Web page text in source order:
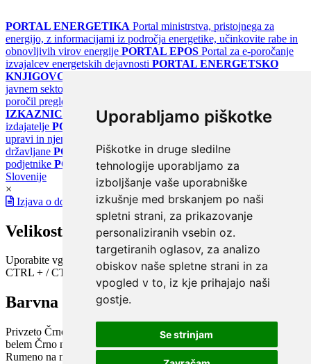
Uporabljamo piškotke
Piškotke in druge sledilne
tehnologije uporabljamo za
izboljšanje vaše uporabniške
izkušnje med brskanjem po naši
spletni strani, za prikazovanje
personaliziranih vsebin oz.
targetiranih oglasov, za analizo
obiskov naše spletne strani in za
vpogled v to, iz kje prihajajo naši
gostje.
Se strinjam
PORTAL ENERGETIKA Portal ministrstva, pristojnega za
energijo, z informacijami iz področja energetike, učinkovite rabe in
obnovljivih virov energije PORTAL EPOS Portal za e-poročanje
izvajalcev energetskih dejavnosti PORTAL ENERGETSKO
KNJIGOVODSTVO
javnem sektorju
poročil pregledov klimatskih sistemov
IZKAZNICE
Register energetskih izkaznic - za izdelovalce in
izdajatelje PORTAL GOV.SI Osrednje spletno mesto o državni
upravi in njenih storitvah
državljane PORTAL SPOT Državni portal za podjetja in
podjetnike PORTAL OPSI Državni portal odprtih podatkov
Slovenije
×
Izjava o dostopnosti
Velikost pisave
Uporabite vgrajeno funkcijo brskalnika
CTRL + / CTRL -
Barvna shema
Privzeto Črno na belem Belo na črnem Črno na bež
belem Črno na zelenem
Modro na rumenem
Rumeno na modrem
Turkizno na črnem Črno na vijoličnem